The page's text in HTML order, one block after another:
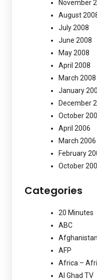
November
August
July 2008
June 2008
May 2008
April 2008
March 2008
January
December
October
April 2006
March 2006
February
October
Categories
20 Minutes
ABC
AFP
Africa –
Al Ghad TV